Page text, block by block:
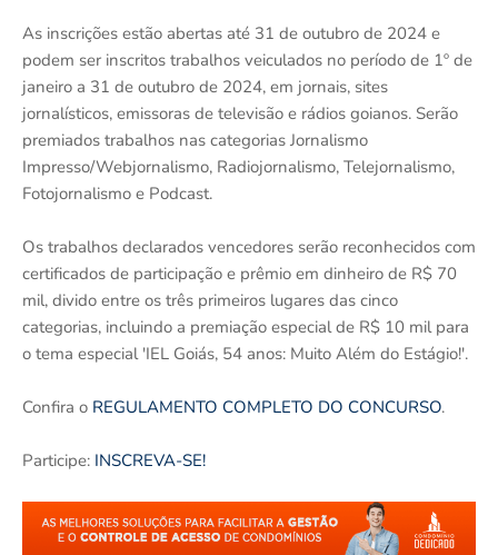
As inscrições estão abertas até 31 de outubro de 2024 e
podem ser inscritos trabalhos veiculados no período de 1º de
janeiro a 31 de outubro de 2024, em jornais, sites
jornalísticos, emissoras de televisão e rádios goianos. Serão
premiados trabalhos nas categorias Jornalismo
Impresso/Webjornalismo, Radiojornalismo, Telejornalismo,
Fotojornalismo e Podcast.
Os trabalhos declarados vencedores serão reconhecidos com
certificados de participação e prêmio em dinheiro de R$ 70
mil, divido entre os três primeiros lugares das cinco
categorias, incluindo a premiação especial de R$ 10 mil para
o tema especial 'IEL Goiás, 54 anos: Muito Além do Estágio!'.
Confira o REGULAMENTO COMPLETO DO CONCURSO.
Participe: INSCREVA-SE!